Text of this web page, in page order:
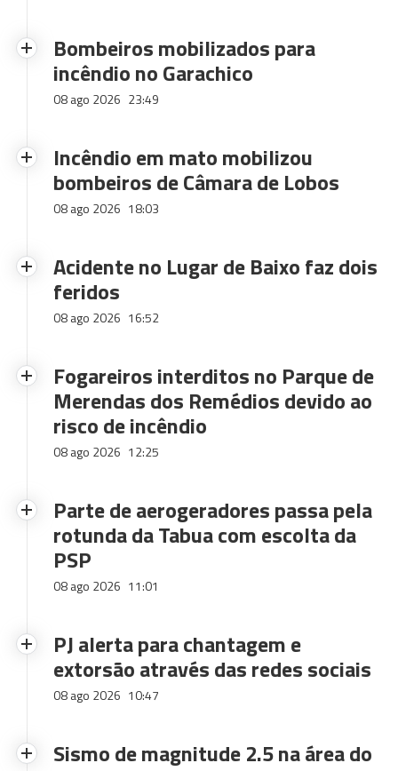
Bombeiros mobilizados para
incêndio no Garachico
08 ago 2026 23:49
Incêndio em mato mobilizou
bombeiros de Câmara de Lobos
08 ago 2026 18:03
Acidente no Lugar de Baixo faz dois
feridos
08 ago 2026 16:52
Fogareiros interditos no Parque de
Merendas dos Remédios devido ao
risco de incêndio
08 ago 2026 12:25
Parte de aerogeradores passa pela
rotunda da Tabua com escolta da
PSP
08 ago 2026 11:01
PJ alerta para chantagem e
extorsão através das redes sociais
08 ago 2026 10:47
Sismo de magnitude 2.5 na área do